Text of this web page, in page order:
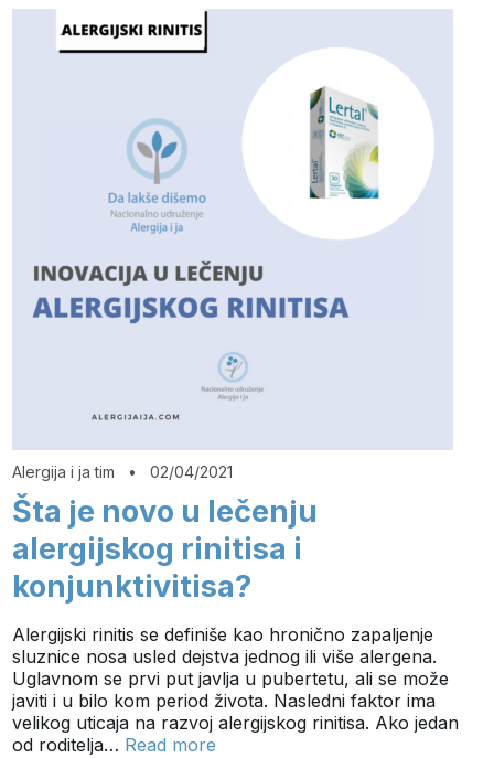
Alergija i ja tim •02/04/2021
Šta je novo u lečenju
alergijskog rinitisa i
konjunktivitisa?
Alergijski rinitis se definiše kao hronično zapaljenje
sluznice nosa usled dejstva jednog ili više alergena.
Uglavnom se prvi put javlja u pubertetu, ali se može
javiti i u bilo kom period života. Nasledni faktor ima
velikog uticaja na razvoj alergijskog rinitisa. Ako jedan
od roditelja… Read more